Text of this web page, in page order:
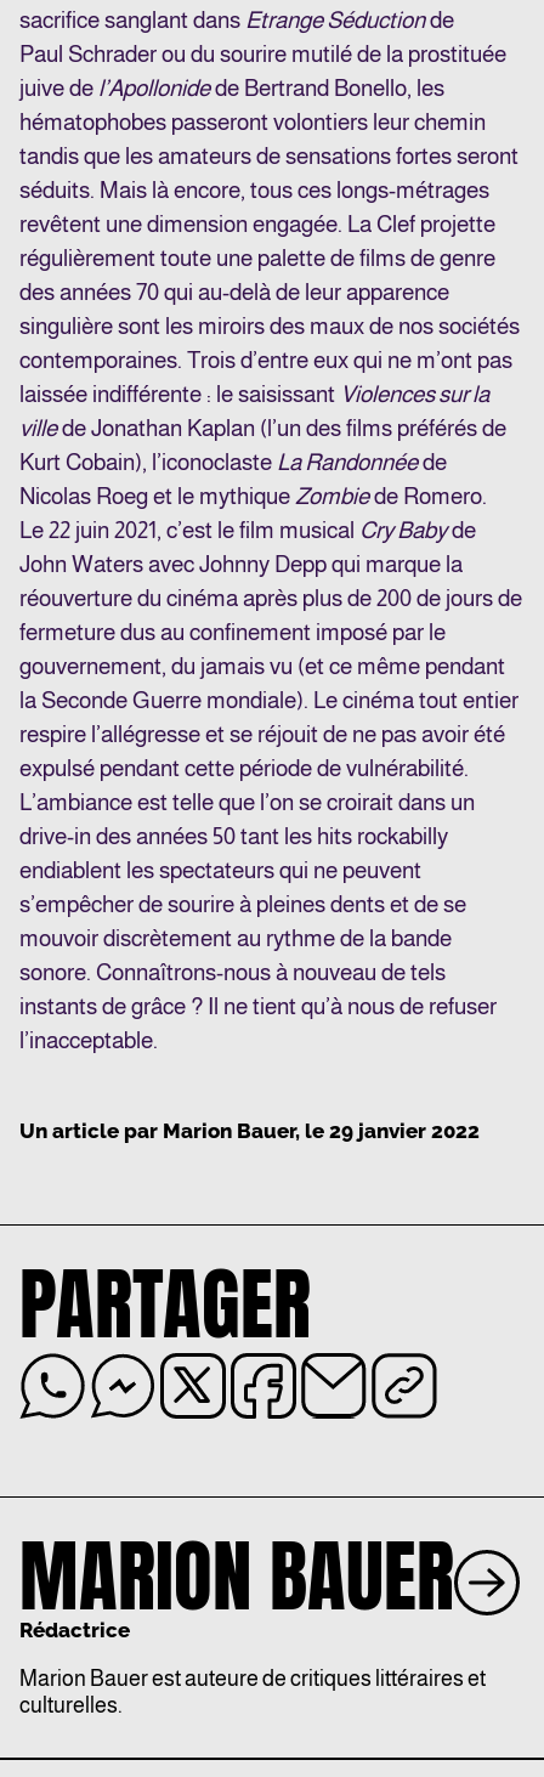
sacrifice sanglant dans Etrange Séductionde
Paul Schrader ou du sourire mutilé de la prostituée
juive de l’Apollonidede Bertrand Bonello, les
hématophobes passeront volontiers leur chemin
tandis que les amateurs de sensations fortes seront
séduits. Mais là encore, tous ces longs-métrages
revêtent une dimension engagée. La Clef projette
régulièrement toute une palette de films de genre
des années 70 qui au-delà de leur apparence
singulière sont les miroirs des maux de nos sociétés
contemporaines. Trois d’entre eux qui ne m’ont pas
laissée indifférente : le saisissant Violences sur la
villede Jonathan Kaplan (l’un des films préférés de
Kurt Cobain), l’iconoclaste La Randonnéede
Nicolas Roeg et le mythique Zombiede Romero.
Le 22 juin 2021, c’est le film musical Cry Babyde
John Waters avec Johnny Depp qui marque la
réouverture du cinéma après plus de 200 de jours de
fermeture dus au confinement imposé par le
gouvernement, du jamais vu (et ce même pendant
la Seconde Guerre mondiale). Le cinéma tout entier
respire l’allégresse et se réjouit de ne pas avoir été
expulsé pendant cette période de vulnérabilité.
L’ambiance est telle que l’on se croirait dans un
drive-in des années 50 tant les hits rockabilly
endiablent les spectateurs qui ne peuvent
s’empêcher de sourire à pleines dents et de se
mouvoir discrètement au rythme de la bande
sonore. Connaîtrons-nous à nouveau de tels
instants de grâce ? Il ne tient qu’à nous de refuser
l’inacceptable.
Un article par Marion Bauer, le 29 janvier 2022
PARTAGER
MARION BAUER
Rédactrice
Marion Bauer est auteure de critiques littéraires et
culturelles.